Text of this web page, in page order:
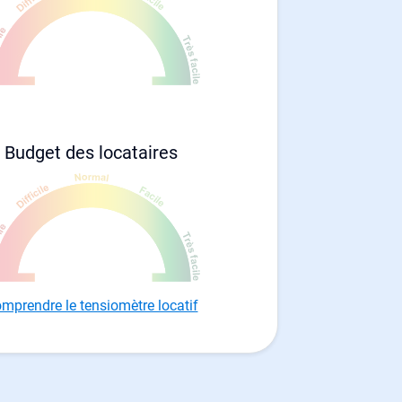
Budget des locataires
le tensiomètre locatif